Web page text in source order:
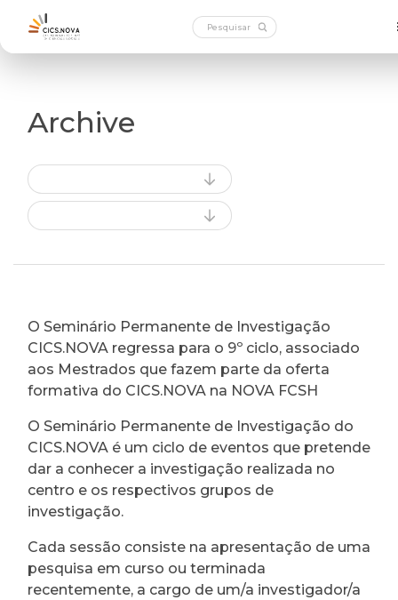
Archive
O Seminário Permanente de Investigação
CICS.NOVA regressa para o 9º ciclo, associado
aos Mestrados que fazem parte da oferta
formativa do CICS.NOVA na NOVA FCSH
O Seminário Permanente de Investigação do
CICS.NOVA é um ciclo de eventos que pretende
dar a conhecer a investigação realizada no
centro e os respectivos grupos de
investigação.
Cada sessão consiste na apresentação de uma
pesquisa em curso ou terminada
recentemente, a cargo de um/a investigador/a